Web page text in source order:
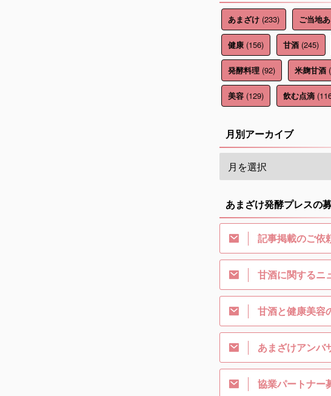
あまざけ (233) ご当地
健康 (156) 甘酒 (245)
発酵料理 (92) 米麹甘酒
美容 (129) 飲む点滴
月別アーカイブ
あまざけ発酵プレスの
記事掲載のご依
甘酒に関するニ
甘酒と健康美容
あまざけアンバ
協業パートナー